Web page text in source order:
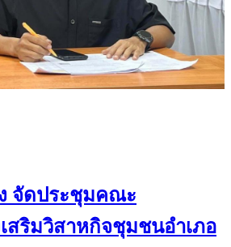
จัดประชุมคณะ
สริมวิสาหกิจชุมชนอำเภอ